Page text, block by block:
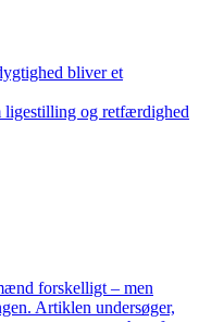
bliver et
ligestilling og retfærdighed
forskelligt – men
Artiklen undersøger,